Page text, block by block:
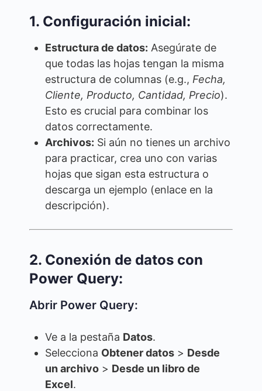
1. Configuración inicial:
Estructura de datos: Asegúrate de
que todas las hojas tengan la misma
estructura de columnas (e.g., Fecha,
Cliente, Producto, Cantidad, Precio).
Esto es crucial para combinar los
datos correctamente.
Archivos: Si aún no tienes un archivo
para practicar, crea uno con varias
hojas que sigan esta estructura o
descarga un ejemplo (enlace en la
descripción).
2. Conexión de datos con
Power Query:
Abrir Power Query:
Ve a la pestaña Datos.
Selecciona Obtener datos > Desde
un archivo > Desde un libro de
Excel.